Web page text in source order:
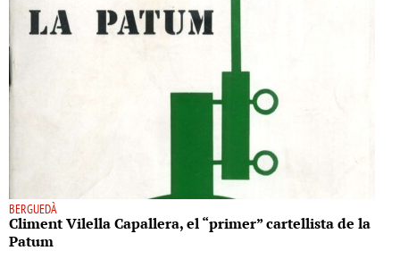
BERGUEDÀ
Climent Vilella Capallera, el “primer” cartellista de la
Patum